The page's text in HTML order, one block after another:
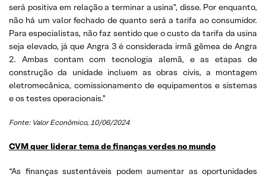
será positiva em relação a terminar a usina”, disse. Por enquanto,
não há um valor fechado de quanto será a tarifa ao consumidor.
Para especialistas, não faz sentido que o custo da tarifa da usina
seja elevado, já que Angra 3 é considerada irmã gêmea de Angra
2. Ambas contam com tecnologia alemã, e as etapas de
construção da unidade incluem as obras civis, a montagem
eletromecânica, comissionamento de equipamentos e sistemas
e os testes operacionais.”
Fonte: Valor Econômico, 10/06/2024
CVM quer liderar tema de finanças verdes no mundo
“As finanças sustentáveis podem aumentar as oportunidades